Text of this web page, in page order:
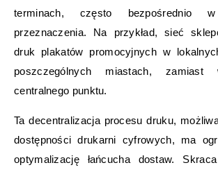
terminach, często bezpośrednio
przeznaczenia. Na przykład, sieć
druk plakatów promocyjnych w
poszczególnych miastach,
centralnego punktu.
Ta decentralizacja procesu druku,
dostępności drukarni cyfrowych, ma
optymalizację łańcucha dostaw.